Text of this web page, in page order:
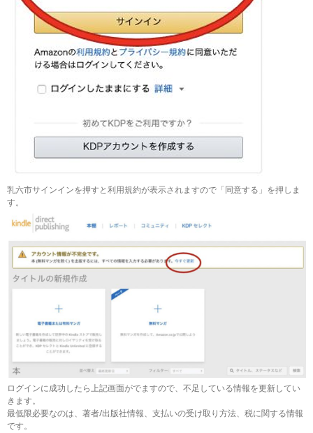
乳六市サインインを押すと利用規約が表示されますので「同意する」を押しま
す。
ログインに成功したら上記画面がでますので、不足している情報を更新してい
きます。
最低限必要なのは、著者/出版社情報、支払いの受け取り方法、税に関する情報
です。